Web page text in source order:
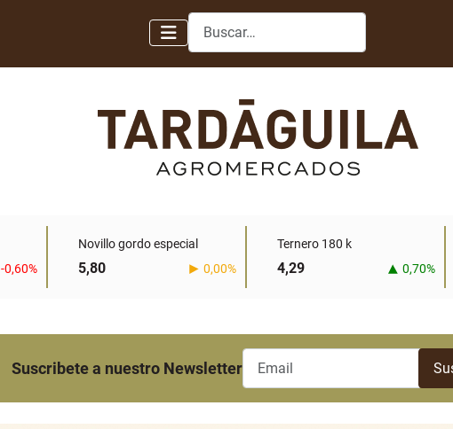
Buscar
-0,60%
Novillo gordo especial
5,80 0,00%
Ternero 180 k
4,29 0,70%
Suscribete a nuestro Newsletter